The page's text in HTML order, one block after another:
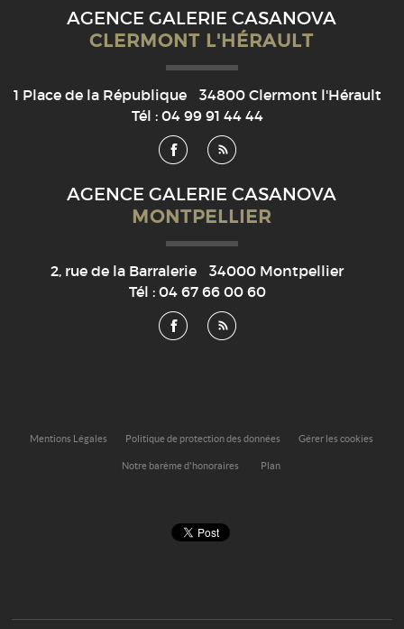
AGENCE GALERIE CASANOVA
CLERMONT L'HÉRAULT
1 Place de la République 34800 Clermont l'Hérault
Tél : 04 99 91 44 44
AGENCE GALERIE CASANOVA
MONTPELLIER
2, rue de la Barralerie 34000 Montpellier
Tél : 04 67 66 00 60
Mentions Légales Politique de protection des données Gérer les cookies
Notre barème d'honoraires Plan